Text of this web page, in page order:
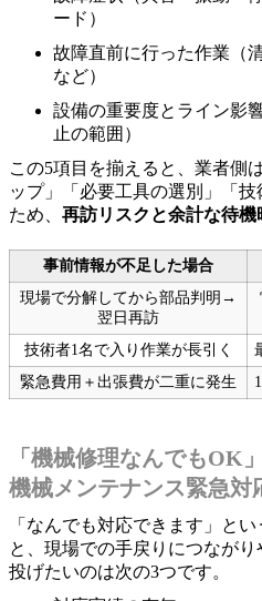
ード）
故障直前に行った作業（
など）
設備の重要度とライン影
止の範囲）
この5項目を揃えると、業者側
ップ」「必要工具の選別」「
ため、 再訪リスクと余計な待
事前情報が不足した場合
現場で分解してから部品判明→
翌日再訪
技術者1名で入り作業が長引く
緊急費用＋出張費が二重に発生
「機械修理なんでもOK
機械メンテナンス緊急対
「なんでも対応できます」と
と、現場での手戻りにつなが
投げたいのは次の3つです。